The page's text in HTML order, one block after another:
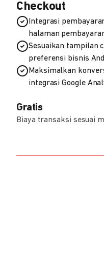
Checkout
Integrasi
halaman
Sesuaikan tampilan
preferensi bisnis
Maksimalkan
integrasi Google
Gratis
Biaya transaksi sesuai